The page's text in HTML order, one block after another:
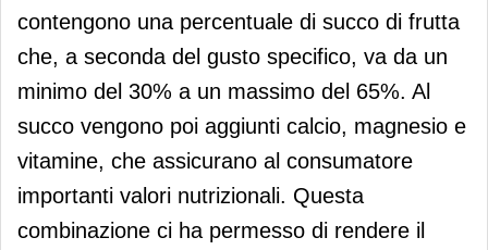
contengono una percentuale di succo di frutta
che, a seconda del gusto specifico, va da un
minimo del 30% a un massimo del 65%. Al
succo vengono poi aggiunti calcio, magnesio e
vitamine, che assicurano al consumatore
importanti valori nutrizionali. Questa
combinazione ci ha permesso di rendere il